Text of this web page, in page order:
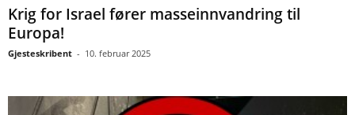
Krig for Israel fører masseinnvandring til
Europa!
Gjesteskribent - 10. februar 2025